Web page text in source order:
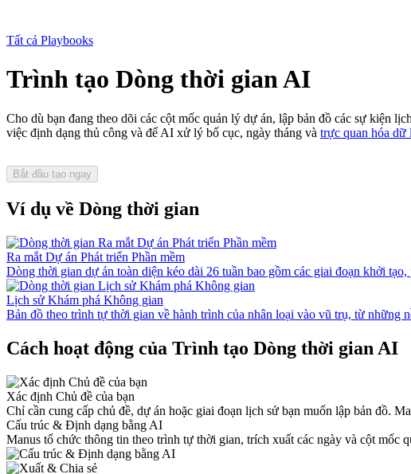
Tất cả Playbooks
Trình tạo Dòng thời gian AI
Cho dù bạn đang theo dõi các cột mốc quản lý dự án, lập bản đồ các sự kiện
việc định dạng thủ công và để AI xử lý bố cục, ngày tháng và trực quan hóa dữ
Bắt đầu tạo ngay
Ví dụ về Dòng thời gian
Ra mắt Dự án Phát triển Phần mềm
Dòng thời gian dự án toàn diện kéo dài 26 tuần bao gồm các giai đoạn khởi
Lịch sử Khám phá Không gian
Bản đồ theo trình tự thời gian về hành trình của nhân loại vào vũ trụ, từ những
Cách hoạt động của Trình tạo Dòng thời gian AI
Xác định Chủ đề của bạn
Chỉ cần cung cấp chủ đề, dự án hoặc giai đoạn lịch sử bạn muốn lập bản đồ.
Cấu trúc & Định dạng bằng AI
Manus tổ chức thông tin theo trình tự thời gian, trích xuất các ngày và cột mốc